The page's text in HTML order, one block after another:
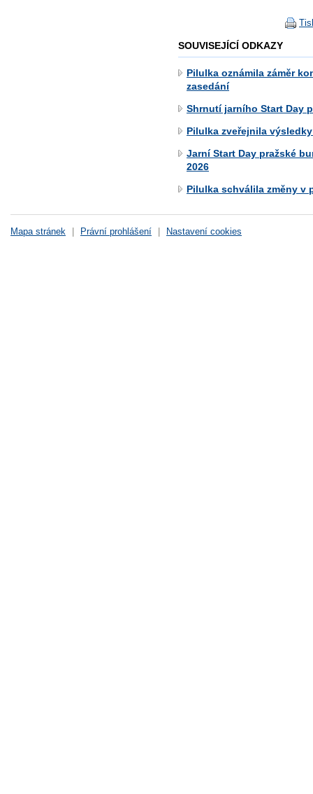
SOUVISEJÍCÍ ODKAZY
Pilulka oznámila záměr
zasedání
Shrnutí jarního Start Day
Pilulka zveřejnila
Jarní Start Day pražské
2026
Pilulka schválila změny v
Mapa stránek Právní prohlášení Nastavení cookies